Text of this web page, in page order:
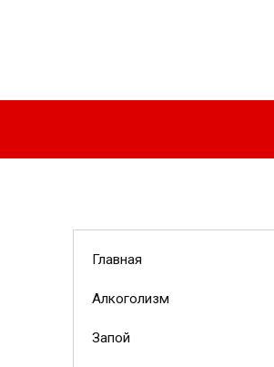
Главная
Алкоголизм
Запой